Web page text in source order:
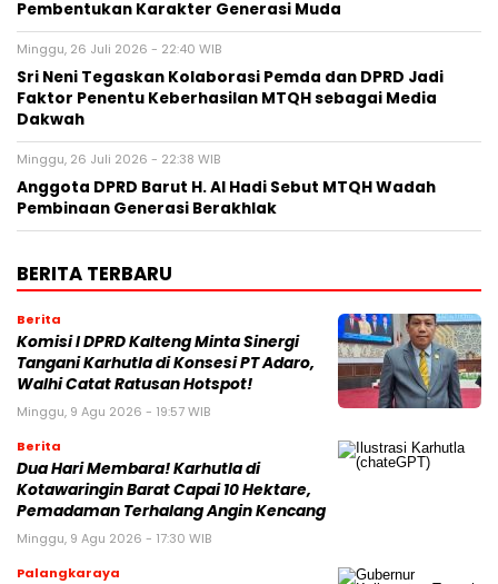
Pembentukan Karakter Generasi Muda
Minggu, 26 Juli 2026 - 22:40 WIB
Sri Neni Tegaskan Kolaborasi Pemda dan DPRD Jadi
Faktor Penentu Keberhasilan MTQH sebagai Media
Dakwah
Minggu, 26 Juli 2026 - 22:38 WIB
Anggota DPRD Barut H. Al Hadi Sebut MTQH Wadah
Pembinaan Generasi Berakhlak
BERITA TERBARU
Berita
Komisi I DPRD Kalteng Minta Sinergi
Tangani Karhutla di Konsesi PT Adaro,
Walhi Catat Ratusan Hotspot!
Minggu, 9 Agu 2026 - 19:57 WIB
Berita
Dua Hari Membara! Karhutla di
Kotawaringin Barat Capai 10 Hektare,
Pemadaman Terhalang Angin Kencang
Minggu, 9 Agu 2026 - 17:30 WIB
Palangkaraya